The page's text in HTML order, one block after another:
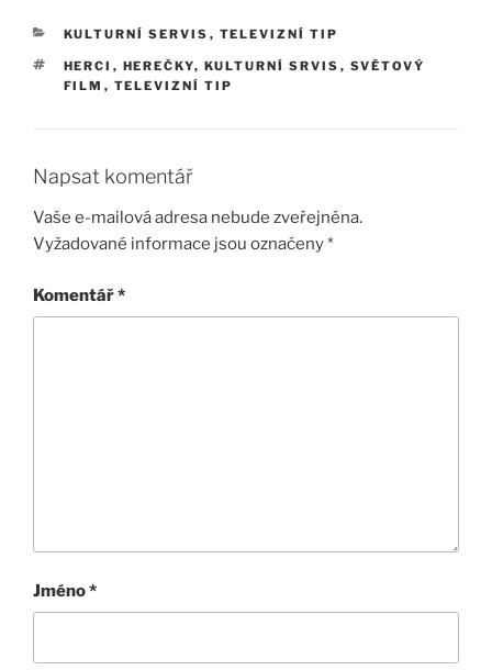
RUBRIKY
KULTURNÍ SERVIS , TELEVIZNÍ TIP
ŠTÍTKY
HERCI , HEREČKY, KULTURNÍ SRVIS , SVĚTOVÝ
FILM , TELEVIZNÍ TIP
Napsat komentář
Vaše e-mailová adresa nebude zveřejněna.
Vyžadované informace jsou označeny*
Komentář*
Jméno*